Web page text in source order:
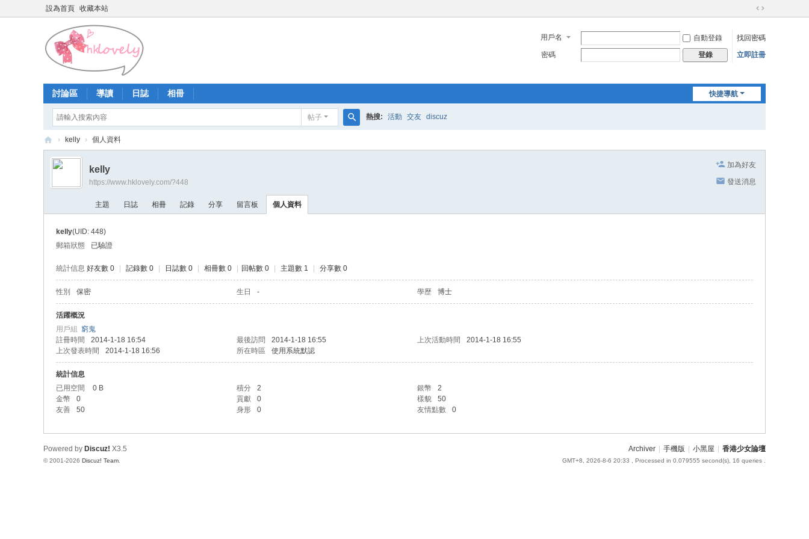
設為首頁 收藏本站
切
到
寬
用戶名 自動登錄
找回密碼
密碼
登錄 立即註冊
快捷導航
討論區 導讀 日誌 相冊
帖子
索
熱搜: 活動 交友 discuz
香
少
› kelly › 個人資料
加為好友
發送消息
kelly
https://www.hklovely.com/?448
主題 日誌 相冊 記錄 分享 留言板 個人資料
kelly(UID: 448)
郵箱狀態
已驗證
統計信息 好友數 0 記錄數 0 日誌數 0 相冊數 0 回帖數 0 主題數 1 分享數 0
性別 保密 生日 - 學歷 博士
活躍概況
用戶組 窮鬼
註冊時間
2014-1-18 16:54 最後訪問 2014-1-18 16:55 上次活動時間
2014-1-18 16:55
上次發表時間
2014-1-18 16:56 所在時區 使用系統默認
統計信息
已用空間
0 B 積分 2 銀幣
2
金幣
0 貢獻 0 樣貌
50
友善
50 身形 0 友情點數 0
Archiver 手機版 小黑屋 香港少女論壇
GMT+8, 2026-8-6 20:33 , Processed in 0.079555 second(s), 16 queries .
Powered by Discuz! X3.5
© 2001-2026 Discuz! Team